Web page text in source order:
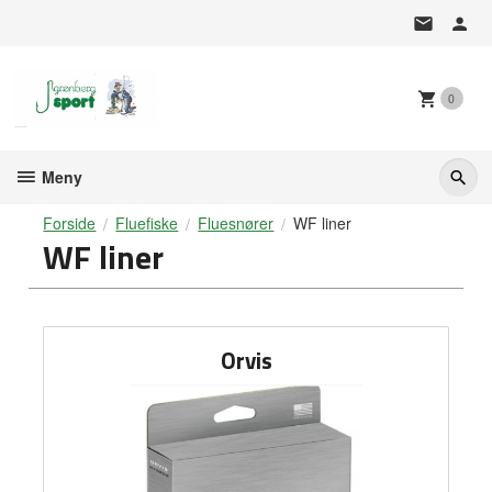
0
Meny
Forside Fluefiske Fluesnører WF liner
WF liner
Orvis